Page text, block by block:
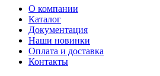
О компании
Каталог
Документация
Наши новинки
Оплата и доставка
Контакты